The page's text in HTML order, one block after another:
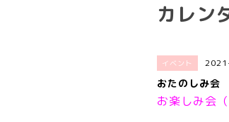
カレン
イベント
おたのしみ会
お楽しみ会